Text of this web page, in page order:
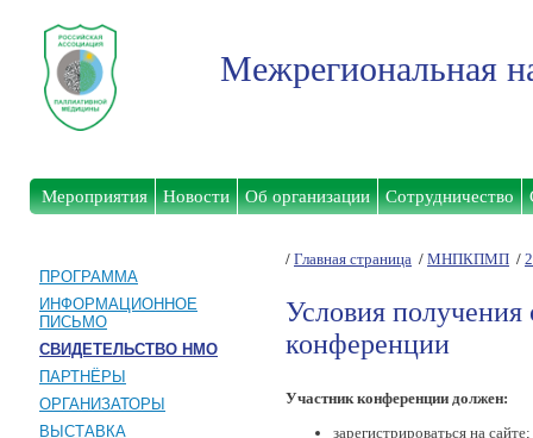
Межрегиональная
Мероприятия Новости Об организации Сотрудничество
ПРОГРАММА
ИНФОРМАЦИОННОЕ
ПИСЬМО
СВИДЕТЕЛЬСТВО НМО
ПАРТНЁРЫ
ОРГАНИЗАТОРЫ
ВЫСТАВКА
/ Главная страница / МНПКПМП /
Условия
конференции
Участник конференции должен:
зарегистрироваться на сайте;